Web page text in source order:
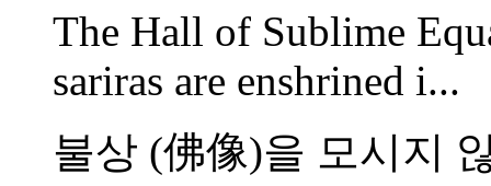
The Hall of Sublime
sariras are enshrined i...
불상 (佛像)을 모시지